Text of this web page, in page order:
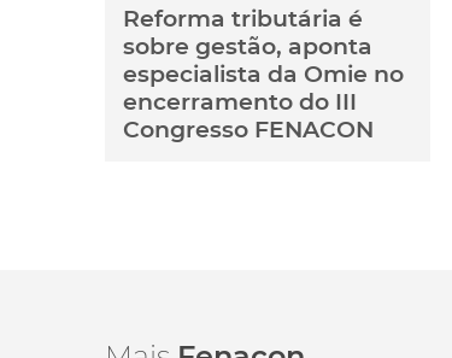
Reforma tributária é
sobre gestão, aponta
especialista da Omie no
encerramento do III
Congresso FENACON